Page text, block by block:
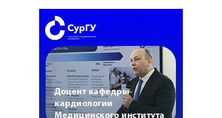
Доцент кафедры
кардиологии
Медицинского института